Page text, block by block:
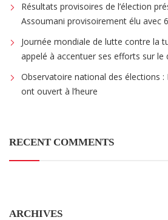
Résultats provisoires de l’élection
Assoumani provisoirement élu avec
Journée mondiale de lutte contre la
appelé à accentuer ses efforts sur le
Observatoire national des élections :
ont ouvert à l’heure
RECENT COMMENTS
ARCHIVES